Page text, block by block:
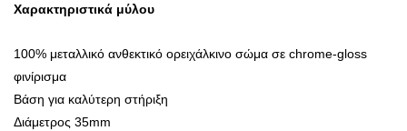
Χαρακτηριστικά μύλου
100% μεταλλικό ανθεκτικό ορειχάλκινο σώμα σε chrome-gloss
φινίρισμα
Βάση για καλύτερη στήριξη
Διάμετρος 35mm